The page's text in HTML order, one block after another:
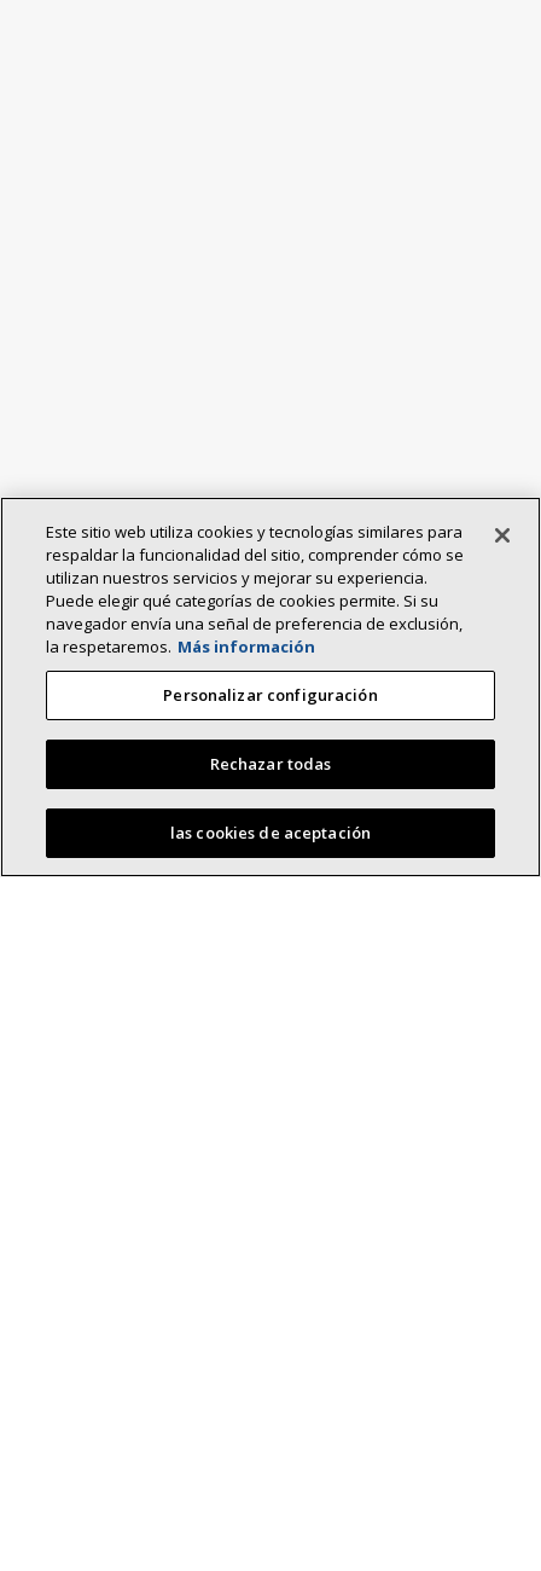
Este sitio web utiliza cookies y tecnologías similares para
respaldar la funcionalidad del sitio, comprender cómo se
utilizan nuestros servicios y mejorar su experiencia.
Puede elegir qué categorías de cookies permite. Si su
navegador envía una señal de preferencia de exclusión,
la respetaremos. Más información
Personalizar configuración
Rechazar todas
las cookies de aceptación